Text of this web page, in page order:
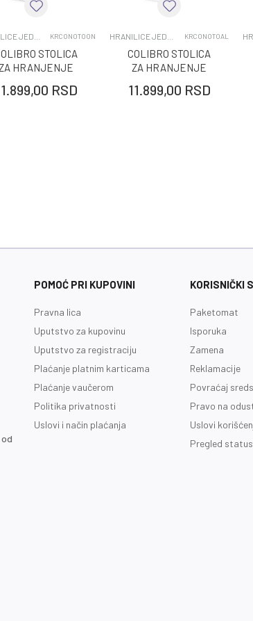
0-12 MESECI
KRCONOTOON
STOLICA
HRANJENJE
RSD
KRCONOTOAL
COLIBRO STOLICA
ZA HRANJENJE
11.899,00 RSD
POMOĆ PRI KUPOVINI
Pravna lica
Uputstvo za kupovinu
Uputstvo za registraciju
Plaćanje platnim karticama
Plaćanje vaučerom
Politika privatnosti
Uslovi i način plaćanja
KORISNIČKI
Paketomat
Isporuka
Zamena
Reklamacije
Povraćaj
Pravo na
Uslovi
Pregled